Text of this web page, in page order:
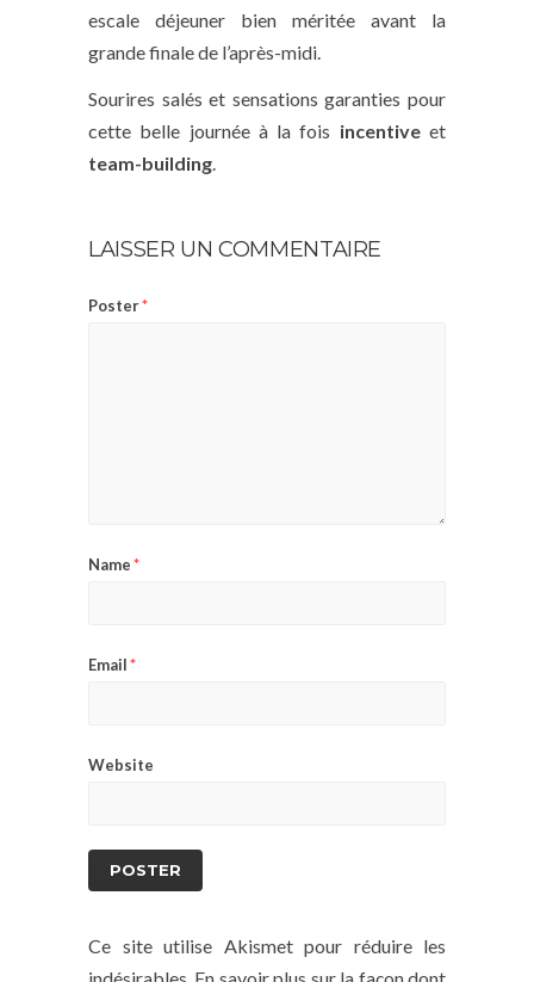
escale déjeuner bien méritée avant la
grande finale de l’après-midi.
Sourires salés et sensations garanties pour
cette belle journée à la fois incentiveet
team-building.
LAISSER UN COMMENTAIRE
Poster*
Name*
Email*
Website
Ce site utilise Akismet pour réduire les